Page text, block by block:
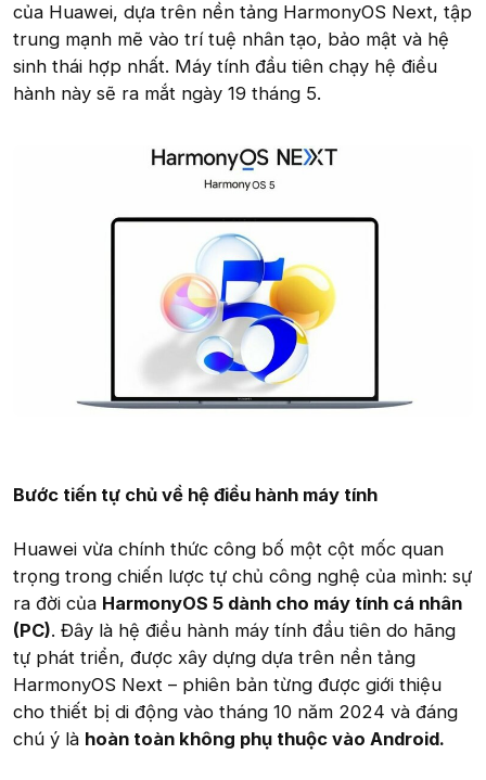
của Huawei, dựa trên nền tảng HarmonyOS Next, tập
trung mạnh mẽ vào trí tuệ nhân tạo, bảo mật và hệ
sinh thái hợp nhất. Máy tính đầu tiên chạy hệ điều
hành này sẽ ra mắt ngày 19 tháng 5.
Bước tiến tự chủ về hệ điều hành máy tính
Huawei vừa chính thức công bố một cột mốc quan
trọng trong chiến lược tự chủ công nghệ của mình: sự
ra đời của HarmonyOS 5 dành cho máy tính cá nhân
(PC). Đây là hệ điều hành máy tính đầu tiên do hãng
tự phát triển, được xây dựng dựa trên nền tảng
HarmonyOS Next – phiên bản từng được giới thiệu
cho thiết bị di động vào tháng 10 năm 2024 và đáng
chú ý là hoàn toàn không phụ thuộc vào Android.